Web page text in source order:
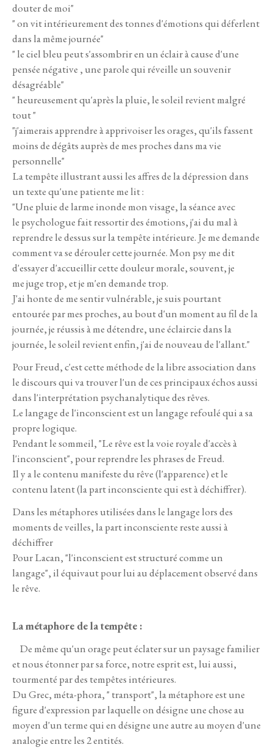
douter de moi"
" on vit intérieurement des tonnes d'émotions qui déferlent
dans la même journée"
" le ciel bleu peut s'assombrir en un éclair à cause d'une
pensée négative , une parole qui réveille un souvenir
désagréable"
" heureusement qu'après la pluie, le soleil revient malgré
tout "
"j'aimerais apprendre à apprivoiser les orages, qu'ils fassent
moins de dégâts auprès de mes proches dans ma vie
personnelle"
La tempête illustrant aussi les affres de la dépression dans
un texte qu'une patiente me lit :
"Une pluie de larme inonde mon visage, la séance avec
le psychologue fait ressortir des émotions, j'ai du mal à
reprendre le dessus sur la tempête intérieure. Je me demande
comment va se dérouler cette journée. Mon psy me dit
d'essayer d'accueillir cette douleur morale, souvent, je
me juge trop, et je m'en demande trop.
J'ai honte de me sentir vulnérable, je suis pourtant
entourée par mes proches, au bout d'un moment au fil de la
journée, je réussis à me détendre, une éclaircie dans la
journée, le soleil revient enfin, j'ai de nouveau de l'allant."
Pour Freud, c'est cette méthode de la libre association dans
le discours qui va trouver l'un de ces principaux échos aussi
dans l'interprétation psychanalytique des rêves.
Le langage de l'inconscient est un langage refoulé qui a sa
propre logique.
Pendant le sommeil, "Le rêve est la voie royale d'accès à
l'inconscient", pour reprendre les phrases de Freud.
Il y a le contenu manifeste du rêve (l'apparence) et le
contenu latent (la part inconsciente qui est à déchiffrer).
Dans les métaphores utilisées dans le langage lors des
moments de veilles, la part inconsciente reste aussi à
déchiffrer
Pour Lacan, "l'inconscient est structuré comme un
langage", il équivaut pour lui au déplacement observé dans
le rêve.
La métaphore de la tempête :
De même qu'un orage peut éclater sur un paysage familier
et nous étonner par sa force, notre esprit est, lui aussi,
tourmenté par des tempêtes intérieures.
Du Grec, méta-phora, " transport", la métaphore est une
figure d'expression par laquelle on désigne une chose au
moyen d'un terme qui en désigne une autre au moyen d'une
analogie entre les 2 entités.